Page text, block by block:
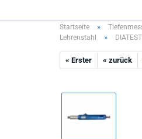
Startseite »
Lehrenstahl »
« Erster « zurück